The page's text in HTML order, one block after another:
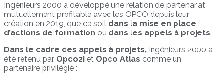
Ingénieurs 2000 a développé une relation de partenariat
mutuellement profitable avec les OPCO depuis leur
création en 2019, que ce soit dans la mise en place
d’actions de formation ou dans les appels à projets.
Dans le cadre des appels à projets, Ingénieurs 2000 a
été retenu par Opco2i et Opco Atlas comme un
partenaire privilégié :